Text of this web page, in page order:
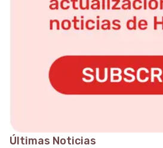
Últimas Noticias